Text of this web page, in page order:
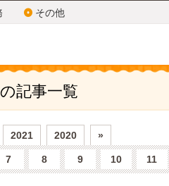
その他
記事一覧
2021 2020 »
7 8 9 10 11